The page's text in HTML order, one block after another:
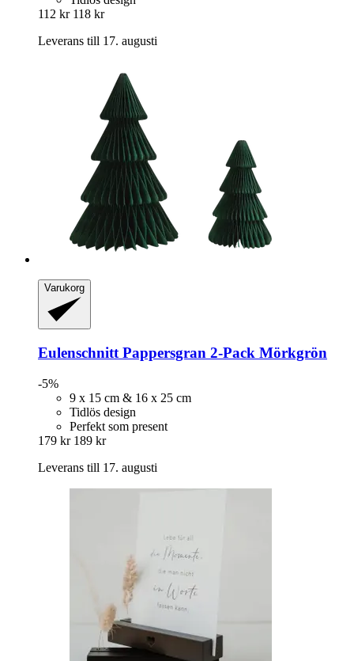
112 kr 118 kr
Leverans till 17. augusti
Varukorg
Eulenschnitt Pappersgran 2-​Pack Mörkgrön
-5%
9 x 15 cm & 16 x 25 cm
Tidlös design
Perfekt som present
179 kr 189 kr
Leverans till 17. augusti